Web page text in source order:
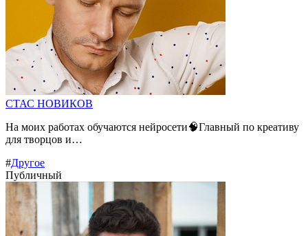
СТАС НОВИКОВ
На моих работах обучаются нейросети🧠Главный по креативу
для творцов и…
#Другое
Публичный